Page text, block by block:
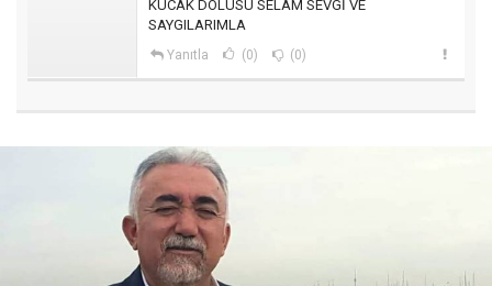
KUCAK DOLUSU SELAM SEVGİ VE
SAYGILARIMLA
Yanıtla (0) (0)